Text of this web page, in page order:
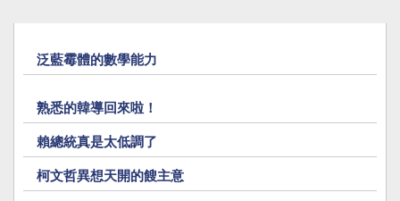
泛藍霉體的數學能力
熟悉的韓導回來啦！
賴總統真是太低調了
柯文哲異想天開的餿主意